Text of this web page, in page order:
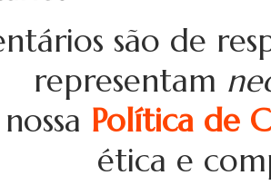
são de
representam
Política de
ética e